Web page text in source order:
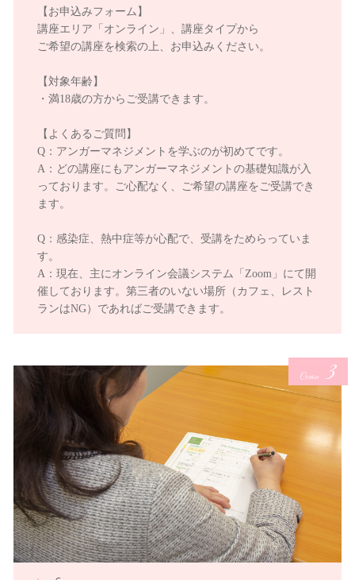
【お申込みフォーム】
講座エリア「オンライン」、講座タイプから
ご希望の講座を検索の上、お申込みください。
【対象年齢】
・満18歳の方からご受講できます。
【よくあるご質問】
Q：アンガーマネジメントを学ぶのが初めてです。
A：どの講座にもアンガーマネジメントの基礎知識が入
っております。ご心配なく、ご希望の講座をご受講でき
ます。
Q：感染症、熱中症等が心配で、受講をためらっていま
す。
A：現在、主にオンライン会議システム「Zoom」にて開
催しております。第三者のいない場所（カフェ、レスト
ランはNG）であればご受講できます。
Course 3